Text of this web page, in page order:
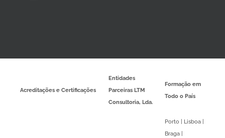
Acreditações e Certificações
Entidades
Parceiras LTM
Consultoria, Lda.
Formação em
Todo o País
Porto | Lisboa |
Braga |